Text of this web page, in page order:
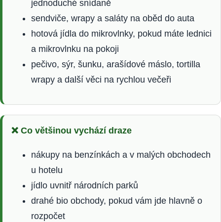
jednoduché snídaně
sendviče, wrapy a saláty na oběd do auta
hotová jídla do mikrovlnky, pokud máte lednici
a mikrovlnku na pokoji
pečivo, sýr, šunku, arašídové máslo, tortilla
wrapy a další věci na rychlou večeři
❌ Co většinou vychází draze
nákupy na benzínkách a v malých obchodech
u hotelu
jídlo uvnitř národních parků
drahé bio obchody, pokud vám jde hlavně o
rozpočet